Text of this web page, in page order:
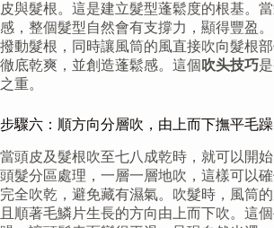
皮與髮根。這是建立髮型蓬鬆度的根基。
感，整個髮型自然會有支撐力，顯得豐盈
撥動髮根，同時讓風筒的風直接吹向髮根
徹底乾爽，並創造蓬鬆感。這個 吹头技巧
之重。
步驟六：順方向分層吹，由上而下撫平毛躁
當頭皮及髮根吹至七八成乾時，就可以開
頭髮分區處理，一層一層地吹，這樣可以
完全吹乾，避免藏有濕氣。吹髮時，風筒
且順著毛鱗片生長的方向由上而下吹。這